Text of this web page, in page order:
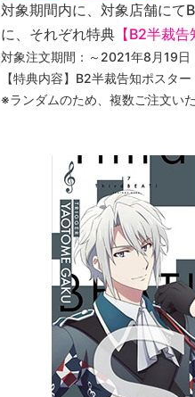
対象期間内に、対象店舗に
に、それぞれ特典 【B2半裁告
対象注文期間：～2021年8月19日
【特典内容】B2半裁告知ポスタ
※ランダムのため、複数ご注文い